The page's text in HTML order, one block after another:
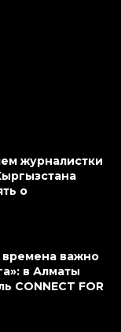
журналистки
о
времена важно
в Алматы
CONNECT FOR